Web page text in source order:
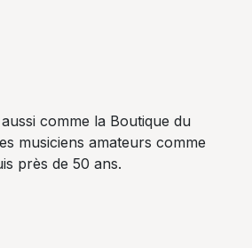
comme la Boutique du
musiciens amateurs comme
près de 50 ans.